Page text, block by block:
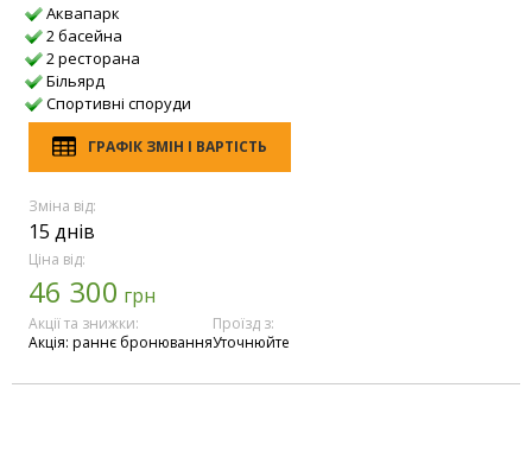
Аквапарк
2 басейна
2 ресторана
Більярд
Спортивні споруди
ГРАФІК ЗМІН І ВАРТІСТЬ
Зміна від:
15 днів
Ціна від:
46 300 грн
Акції та знижки:
Акція: раннє бронювання
Проїзд з:
Уточнюйте